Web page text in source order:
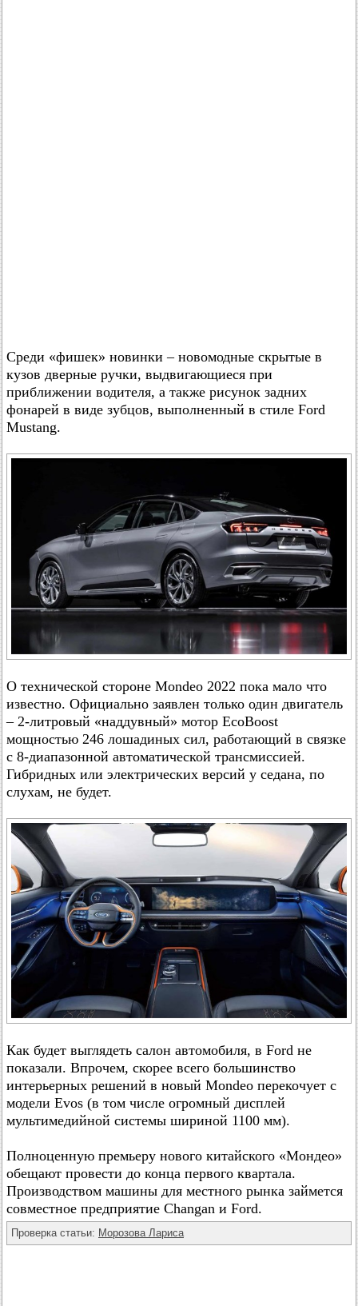
Среди «фишек» новинки – новомодные скрытые в
кузов дверные ручки, выдвигающиеся при
приближении водителя, а также рисунок задних
фонарей в виде зубцов, выполненный в стиле Ford
Mustang.
О технической стороне Mondeo 2022 пока мало что
известно. Официально заявлен только один двигатель
– 2-литровый «наддувный» мотор EcoBoost
мощностью 246 лошадиных сил, работающий в связке
с 8-диапазонной автоматической трансмиссией.
Гибридных или электрических версий у седана, по
слухам, не будет.
Как будет выглядеть салон автомобиля, в Ford не
показали. Впрочем, скорее всего большинство
интерьерных решений в новый Mondeo перекочует с
модели Evos (в том числе огромный дисплей
мультимедийной системы шириной 1100 мм).
Полноценную премьеру нового китайского «Мондео»
обещают провести до конца первого квартала.
Производством машины для местного рынка займется
совместное предприятие Changan и Ford.
Проверка статьи: Морозова Лариса